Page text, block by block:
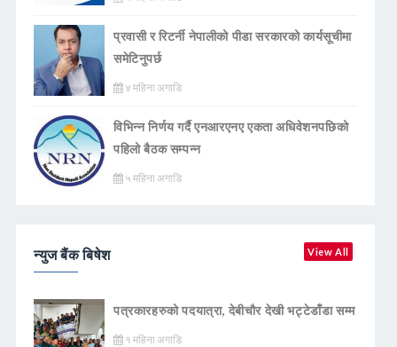
प्रवासी र रिटर्नी नेपालीको पीडा सरकारको कार्यसूचीमा
समेटिनुपर्छ
४ महिना अगाडि
विभिन्न निर्णय गर्दै एनआरएनए एकता अधिवेशनपछिको
पहिलो बैठक सम्पन्न
५ महिना अगाडि
न्युज बैंक बिषेश View All
पत्रकारहरुको पदयात्रा, देबीचौर देखी भट्टेडाँडा सम्म
१ महिना अगाडि